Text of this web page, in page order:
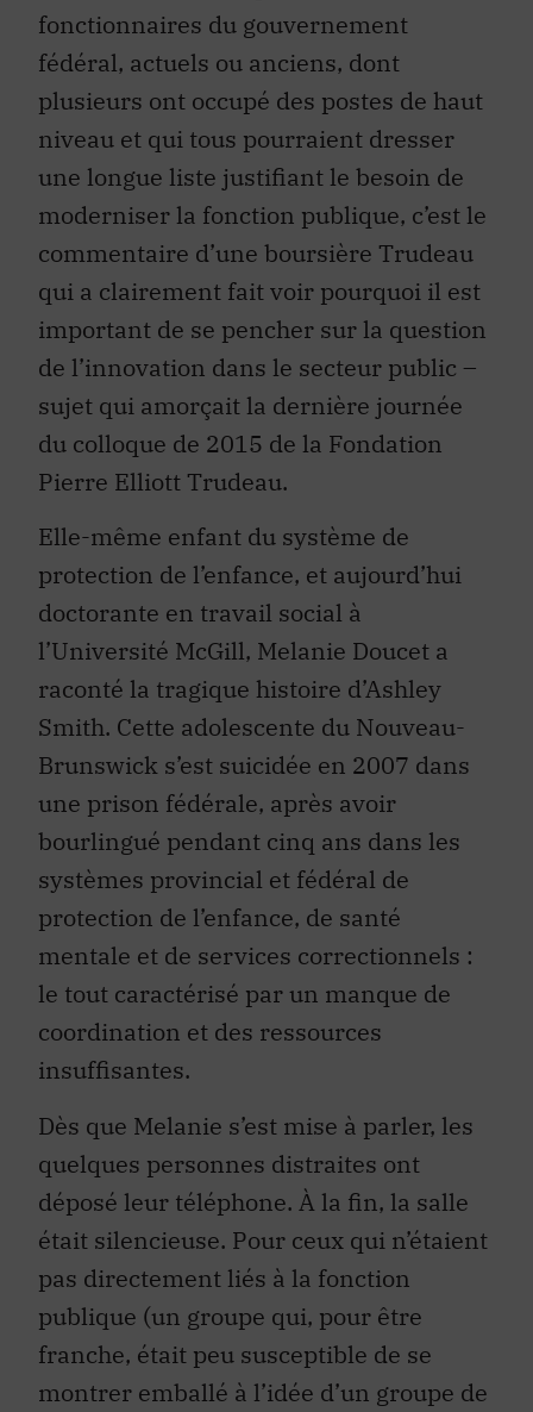
fonctionnaires du gouvernement
fédéral, actuels ou anciens, dont
plusieurs ont occupé des postes de haut
niveau et qui tous pourraient dresser
une longue liste justifiant le besoin de
moderniser la fonction publique, c’est le
commentaire d’une boursière Trudeau
qui a clairement fait voir pourquoi il est
important de se pencher sur la question
de l’innovation dans le secteur public –
sujet qui amorçait la dernière journée
du colloque de 2015 de la Fondation
Pierre Elliott Trudeau.
Elle-même enfant du système de
protection de l’enfance, et aujourd’hui
doctorante en travail social à
l’Université McGill, Melanie Doucet a
raconté la tragique histoire d’Ashley
Smith. Cette adolescente du Nouveau-
Brunswick s’est suicidée en 2007 dans
une prison fédérale, après avoir
bourlingué pendant cinq ans dans les
systèmes provincial et fédéral de
protection de l’enfance, de santé
mentale et de services correctionnels :
le tout caractérisé par un manque de
coordination et des ressources
insuffisantes.
Dès que Melanie s’est mise à parler, les
quelques personnes distraites ont
déposé leur téléphone. À la fin, la salle
était silencieuse. Pour ceux qui n’étaient
pas directement liés à la fonction
publique (un groupe qui, pour être
franche, était peu susceptible de se
montrer emballé à l’idée d’un groupe de